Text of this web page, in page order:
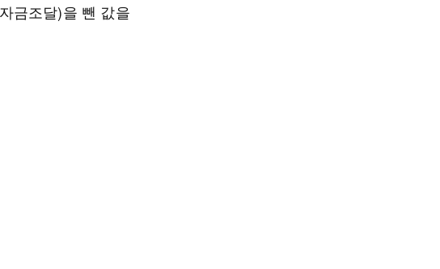
금조달)을 뺀 값을